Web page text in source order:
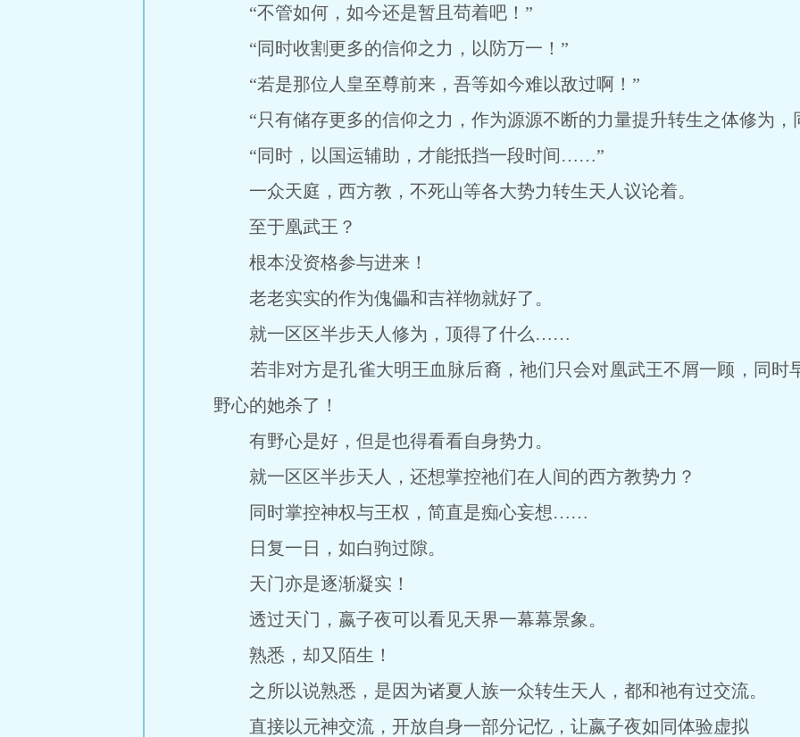
“不管如何，如今还是暂且苟着吧！”
“同时收割更多的信仰之力，以防万一！”
“若是那位人皇至尊前来，吾等如今难以敌过啊！”
“只有储存更多的信仰之力，作为源源不断的力量提升转生之体修为，
“同时，以国运辅助，才能抵挡一段时间……”
一众天庭，西方教，不死山等各大势力转生天人议论着。
至于凰武王？
根本没资格参与进来！
老老实实的作为傀儡和吉祥物就好了。
就一区区半步天人修为，顶得了什么……
若非对方是孔雀大明王血脉后裔，祂们只会对凰武王不屑一顾，同时
野心的她杀了！
有野心是好，但是也得看看自身势力。
就一区区半步天人，还想掌控祂们在人间的西方教势力？
同时掌控神权与王权，简直是痴心妄想……
日复一日，如白驹过隙。
天门亦是逐渐凝实！
透过天门，嬴子夜可以看见天界一幕幕景象。
熟悉，却又陌生！
之所以说熟悉，是因为诸夏人族一众转生天人，都和祂有过交流。
直接以元神交流，开放自身一部分记忆，让嬴子夜如同体验虚拟